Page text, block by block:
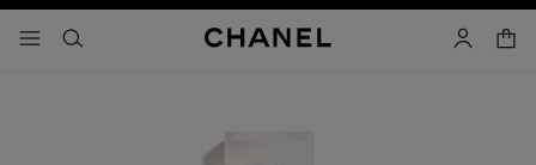
- navegación principal
buscar cuenta